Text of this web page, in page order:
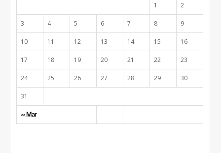
« Mar
1 2
3 4 5 6 7 8 9
10 11 12 13 14 15 16
17 18 19 20 21 22 23
24 25 26 27 28 29 30
31